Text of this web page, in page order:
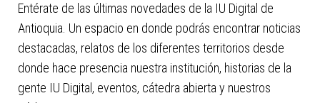
Entérate de las últimas novedades de la IU Digital de
Antioquia. Un espacio en donde podrás encontrar noticias
destacadas, relatos de los diferentes territorios desde
donde hace presencia nuestra institución, historias de la
gente IU Digital, eventos, cátedra abierta y nuestros